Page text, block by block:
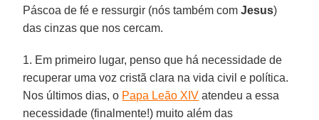
Páscoa de fé e ressurgir (nós também comJesus)
das cinzas que nos cercam.
1. Em primeiro lugar, penso que há necessidade de
recuperar uma voz cristã clara na vida civil e política.
Nos últimos dias, o Papa Leão XIV atendeu a essa
necessidade (finalmente!) muito além das